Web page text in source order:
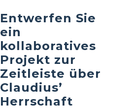
Entwerfen Sie
ein
kollaboratives
Projekt zur
Zeitleiste über
Claudius’
Herrschaft